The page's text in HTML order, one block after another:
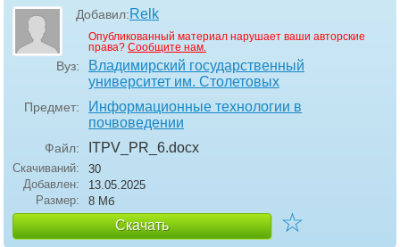
Добавил:Relk
Опубликованный материал нарушает ваши авторские
права? Сообщите нам.
Вуз:
Владимирский государственный
университет им. Столетовых
Предмет:
Информационные технологии в
почвоведении
Файл: ITPV_PR_6.docx
Скачиваний:
30
Добавлен:
13.05.2025
Размер:
8 Мб
Скачать ☆